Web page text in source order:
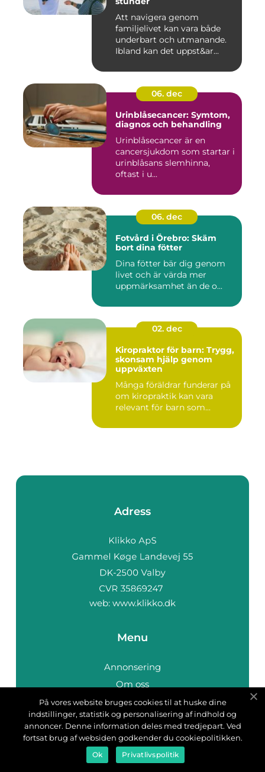
Att navigera genom
familjelivet kan vara både
underbart och utmanande.
Ibland kan det uppst&ar...
06. dec
Urinblåsecancer: Symtom,
diagnos och behandling
Urinblåsecancer är en
cancersjukdom som startar i
urinblåsans slemhinna,
oftast i u...
06. dec
Fotvård i Örebro: Skäm
bort dina fötter
Dina fötter bär dig genom
livet och är värda mer
uppmärksamhet än de o...
02. dec
Kiropraktor för barn: Trygg,
skonsam hjälp genom
uppväxten
Många föräldrar funderar på
om kiropraktik kan vara
relevant för barn som...
Adress
web: www.klikko.dk
Menu
Annonsering
Om oss
Cookies
Kontakta oss
Sitemap
På vores website bruges cookies til at huske dine
indstillinger, statistik og personalisering af indhold og
annoncer. Denne information deles med tredjepart. Ved
fortsat brug af websiden godkender du cookiepolitikken.
Ok Privatlivspolitik